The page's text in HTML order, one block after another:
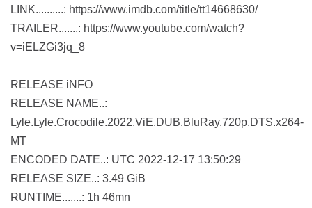
LINK..........: https://www.imdb.com/title/tt14668630/
TRAILER.......: https://www.youtube.com/watch?
v=iELZGi3jq_8
RELEASE iNFO
RELEASE NAME..:
Lyle.Lyle.Crocodile.2022.ViE.DUB.BluRay.720p.DTS.x264-
MT
ENCODED DATE..: UTC 2022-12-17 13:50:29
RELEASE SIZE..: 3.49 GiB
RUNTIME.......: 1h 46mn